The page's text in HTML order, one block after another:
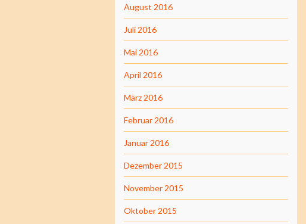
August 2016
Juli 2016
Mai 2016
April 2016
März 2016
Februar 2016
Januar 2016
Dezember 2015
November 2015
Oktober 2015